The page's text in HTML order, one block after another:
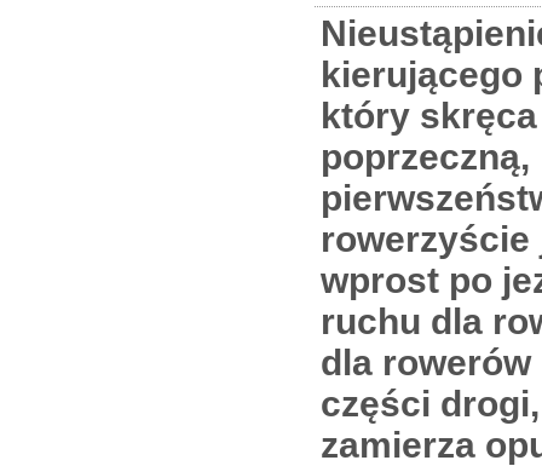
kierującego
który
poprzeczną,
rowerzyście
wprost po
ruchu dla
dla
części
zamierza